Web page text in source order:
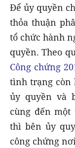
Để ủy quyền
thỏa thuận
tổ chức hành
quyền. Theo
Công chứng
tình trạng còn
ủy quyền và
cùng đến một
thì bên ủy
công chứng